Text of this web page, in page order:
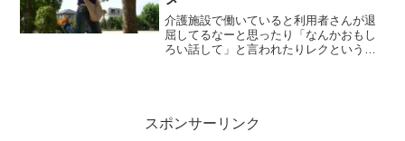
介護施設で働いていると利用者さんが退
屈してるなーと思ったり「なんかおもし
ろい話して」と言われたりレクというほ
スポンサーリンク